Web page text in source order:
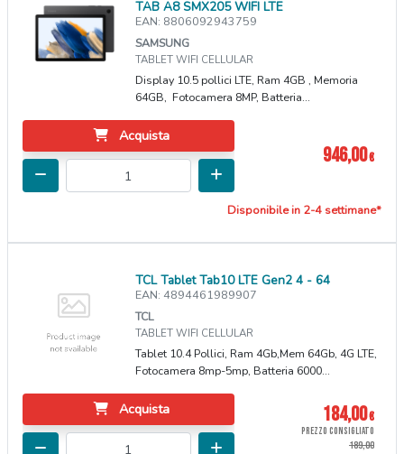
TAB A8 SMX205 WIFI LTE
EAN: 8806092943759
SAMSUNG
TABLET WIFI CELLULAR
Display 10.5 pollici LTE, Ram 4GB , Memoria
64GB, Fotocamera 8MP, Batteria...
Acquista
946,00€
Disponibile in 2-4 settimane*
TCL Tablet Tab10 LTE Gen2 4 - 64
EAN: 4894461989907
TCL
TABLET WIFI CELLULAR
Tablet 10.4 Pollici, Ram 4Gb,Mem 64Gb, 4G LTE,
Fotocamera 8mp-5mp, Batteria 6000...
Acquista 184,00€
PREZZO CONSIGLIATO
189,00